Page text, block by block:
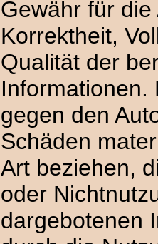
Gewähr für die
Korrektheit,
Qualität der
Informationen.
gegen den
Schäden
Art beziehen,
oder
dargebotenen